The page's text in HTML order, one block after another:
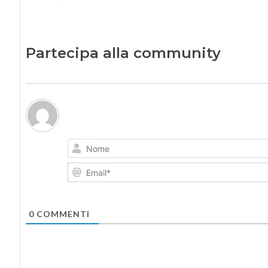
Partecipa alla community
0COMMENTI